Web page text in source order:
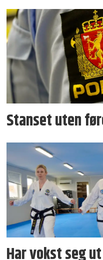
Stanset uten
Har vokst seg